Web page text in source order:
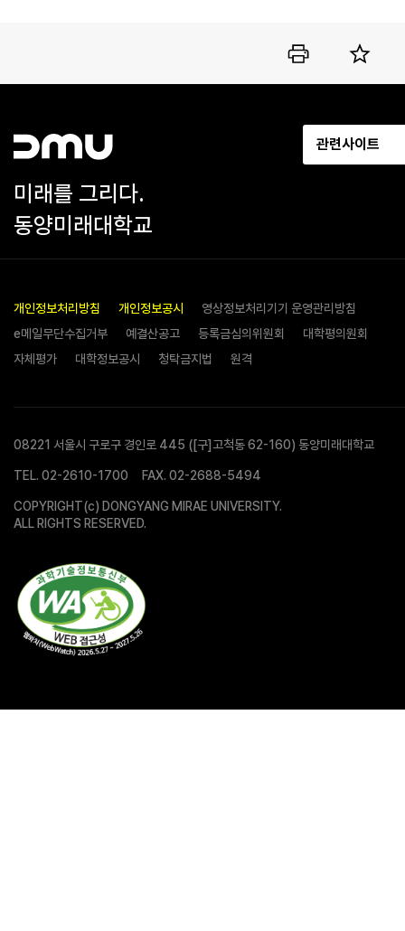
미래를 그리다.
동양미래대학교
관련사이트
개인정보처리방침 개인정보공시
영상정보처리기기 운영관리방침
e메일무단수집거부
예결산공고 등록금심의위원회
대학평의원회
자체평가
대학정보공시 청탁금지법 원격
08221 서울시 구로구 경인로 445 ([구]고척동 62-160) 동양미래대학교
TEL. 02-2610-1700 FAX. 02-2688-5494
COPYRIGHT(c) DONGYANG MIRAE UNIVERSITY.
ALL RIGHTS RESERVED.